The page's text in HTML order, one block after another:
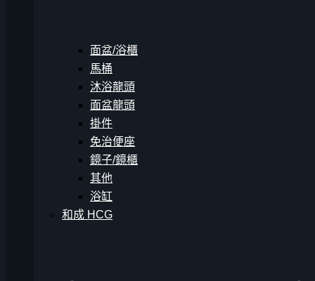
面盆/浴櫃
馬桶
沐浴龍頭
面盆龍頭
掛件
免治便座
鏡子/鏡櫃
其他
浴缸
和成 HCG